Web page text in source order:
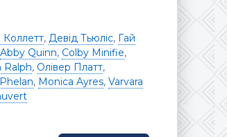
Коллетт, Девід Тьюліс, Гай
Abby Quinn, Colby Minifie,
Ralph, Олівер Платт,
, Monica Ayres, Varvara